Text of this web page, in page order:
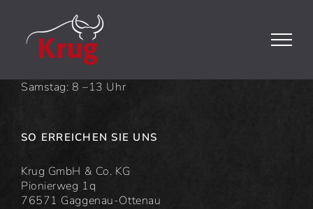
springenUNSERE ÖFFNUNGSZEITEN
Samstag: 8 –13 Uhr
SO ERREICHEN SIE UNS
Krug GmbH & Co. KG
Pionierweg 1q
76571 Gaggenau-Ottenau